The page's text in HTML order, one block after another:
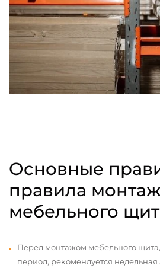
Основные
правила
мебельного
Перед монтажом мебельного
период, рекомендуется